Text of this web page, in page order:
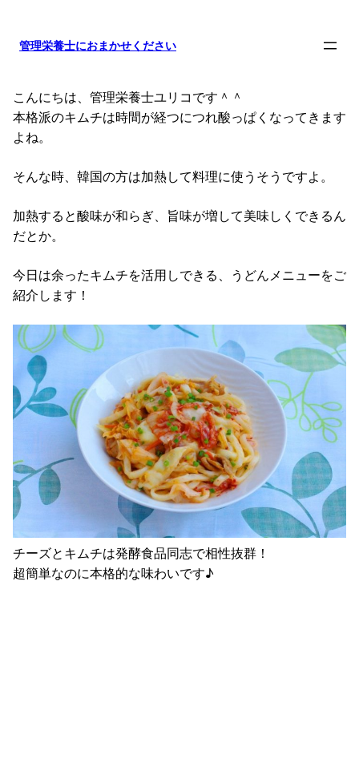
管理栄養士におまかせください
こんにちは、管理栄養士ユリコです＾＾
本格派のキムチは時間が経つにつれ酸っぱくなってきます
よね。
そんな時、韓国の方は加熱して料理に使うそうですよ。
加熱すると酸味が和らぎ、旨味が増して美味しくできるん
だとか。
今日は余ったキムチを活用しできる、うどんメニューをご
紹介します！
チーズとキムチは発酵食品同志で相性抜群！
超簡単なのに本格的な味わいです♪